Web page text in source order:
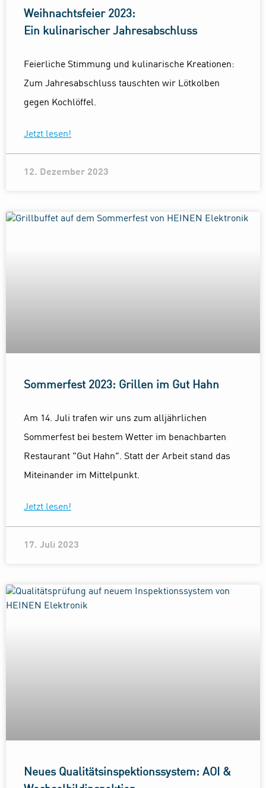
Weihnachtsfeier 2023:
Ein kulinarischer Jahresabschluss
Feierliche Stimmung und kulinarische Kreationen:
Zum Jahresabschluss tauschten wir Lötkolben
gegen Kochlöffel.
Jetzt lesen!
12. Dezember 2023
Sommerfest 2023: Grillen im Gut Hahn
Am 14. Juli trafen wir uns zum alljährlichen
Sommerfest bei bestem Wetter im benachbarten
Restaurant "Gut Hahn". Statt der Arbeit stand das
Miteinander im Mittelpunkt.
Jetzt lesen!
17. Juli 2023
Neues Qualitätsinspektionssystem: AOI &